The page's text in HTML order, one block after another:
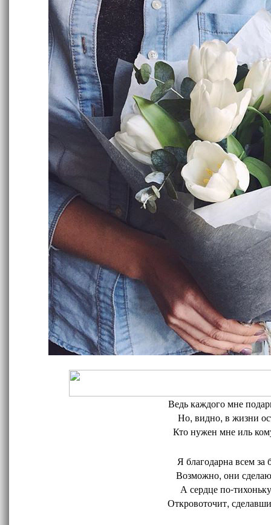
Ведь каждого мне
Но, видно, в жизни
Кто нужен мне иль
Я благодарна всем за
Возможно, они
А сердце по-
Откровоточит,